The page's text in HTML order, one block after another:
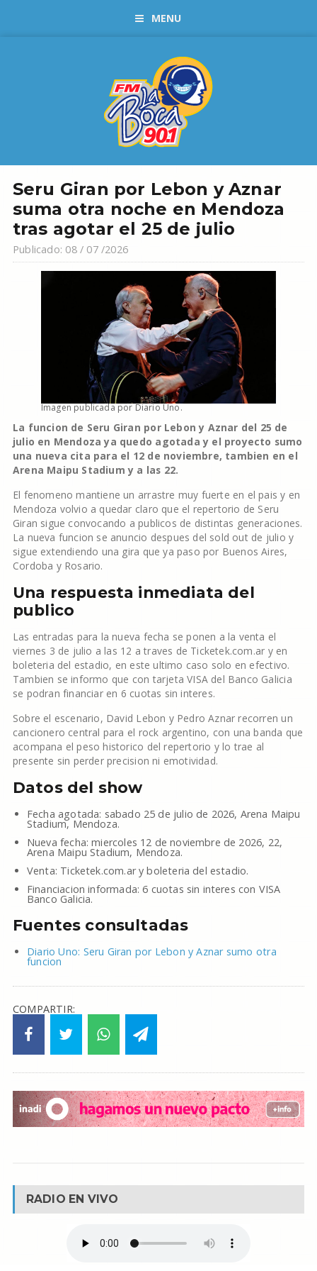
MENU
Seru Giran por Lebon y Aznar
suma otra noche en Mendoza
tras agotar el 25 de julio
Publicado: 08 / 07 /2026
Imagen publicada por Diario Uno.
La funcion de Seru Giran por Lebon y Aznar del 25 de
julio en Mendoza ya quedo agotada y el proyecto sumo
una nueva cita para el 12 de noviembre, tambien en el
Arena Maipu Stadium y a las 22.
El fenomeno mantiene un arrastre muy fuerte en el pais y en
Mendoza volvio a quedar claro que el repertorio de Seru
Giran sigue convocando a publicos de distintas generaciones.
La nueva funcion se anuncio despues del sold out de julio y
sigue extendiendo una gira que ya paso por Buenos Aires,
Cordoba y Rosario.
Una respuesta inmediata del
publico
Las entradas para la nueva fecha se ponen a la venta el
viernes 3 de julio a las 12 a traves de Ticketek.com.ar y en
boleteria del estadio, en este ultimo caso solo en efectivo.
Tambien se informo que con tarjeta VISA del Banco Galicia
se podran financiar en 6 cuotas sin interes.
Sobre el escenario, David Lebon y Pedro Aznar recorren un
cancionero central para el rock argentino, con una banda que
acompana el peso historico del repertorio y lo trae al
presente sin perder precision ni emotividad.
Datos del show
Fecha agotada: sabado 25 de julio de 2026, Arena Maipu
Stadium, Mendoza.
Nueva fecha: miercoles 12 de noviembre de 2026, 22,
Arena Maipu Stadium, Mendoza.
Venta: Ticketek.com.ar y boleteria del estadio.
Financiacion informada: 6 cuotas sin interes con VISA
Banco Galicia.
Fuentes consultadas
Diario Uno: Seru Giran por Lebon y Aznar sumo otra
funcion
COMPARTIR:
RADIO EN VIVO